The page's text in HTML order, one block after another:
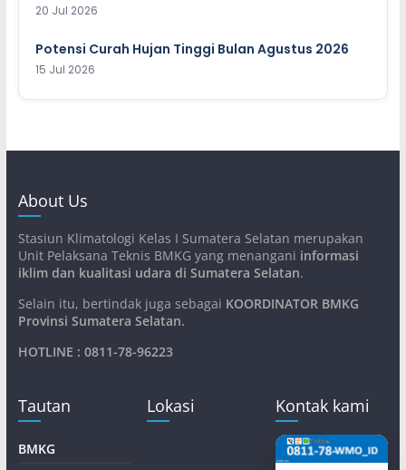
20 Jul 2026
Potensi Curah Hujan Tinggi Bulan Agustus 2026
15 Jul 2026
About Us
Stasiun Klimatologi Kelas I Sumatera Selatan merupakan
Unit Pelaksana Teknis BMKG yang menangani informasi
iklim dan kualitasi udara di Sumatera Selatan.
Selain itu, bertindak juga sebagai KOORDINATOR BMKG
Provinsi Sumatera Selatan.
HOTLINE : 0811-78-96223
Tautan
BMKG
Lokasi Kontak kami